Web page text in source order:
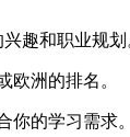
趣和职业规
欧洲的排名。
你的学习需求。